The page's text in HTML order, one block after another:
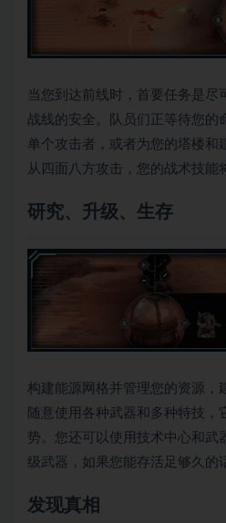
当您到达前线时，首要任务是尽
战线的安全。队员们正等待您的
单个攻击者，或者为您的塔楼和
从四面八方攻击，您的战术技能
研究、升级、生存
构建能源网格并管理您的资源，
随意使用各种武器和多种特技，
势。您还可以使用技术中心和武
级武器，如果您能存活足够久的
发现真相